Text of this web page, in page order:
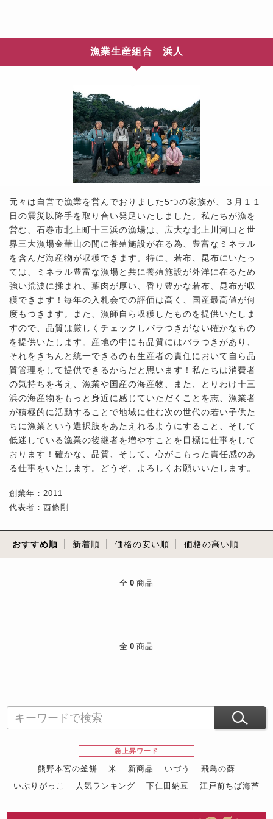
漁業生産組合 浜人
元々は自営で漁業を営んでおりました5つの家族が、３月１１
日の震災以降手を取り合い発足いたしました。私たちが漁を
営む、石巻市北上町十三浜の漁場は、広大な北上川河口と世
界三大漁場金華山の間に養殖施設が在る為、豊富なミネラル
を含んだ海産物が収穫できます。特に、若布、昆布にいたっ
ては、ミネラル豊富な漁場と共に養殖施設が外洋に在るため
強い荒波に揉まれ、葉肉が厚い、香り豊かな若布、昆布が収
穫できます！毎年の入札会での評価は高く、国産最高値が何
度もつきます。また、漁師自ら収穫したものを提供いたしま
すので、品質は厳しくチェックしバラつきがない確かなもの
を提供いたします。産地の中にも品質にはバラつきがあり、
それをきちんと統一できるのも生産者の責任において自ら品
質管理をして提供できるからだと思います！私たちは消費者
の気持ちを考え、漁業や国産の海産物、また、とりわけ十三
浜の海産物をもっと身近に感じていただくことを志、漁業者
が積極的に活動することで地域に住む次の世代の若い子供た
ちに漁業という選択肢をあたえれるようにすること、そして
低迷している漁業の後継者を増やすことを目標に仕事をして
おります！確かな、品質、そして、心がこもった責任感のあ
る仕事をいたします。どうぞ、よろしくお願いいたします。
創業年：2011
代表者：西條剛
おすすめ順 新着順 価格の安い順 価格の高い順
全 0 商品
全 0 商品
急上昇ワード
熊野本宮の釜餅 米 新商品 いづう
飛鳥の蘇
いぶりがっこ
人気ランキング 下仁田納豆
江戸前ちば海苔